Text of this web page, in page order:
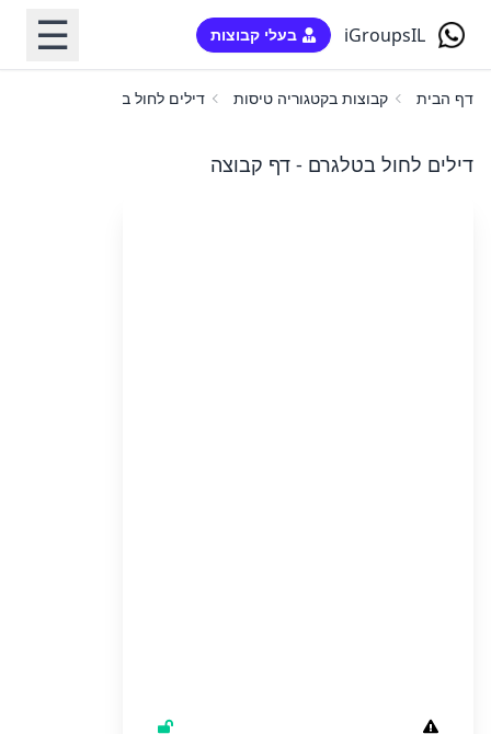
iGroupsIL בעלי קבוצות ☰
דף הבית קבוצות בקטגוריה טיסות דילים לחול בטלגרם
דילים לחול בטלגרם - דף קבוצה